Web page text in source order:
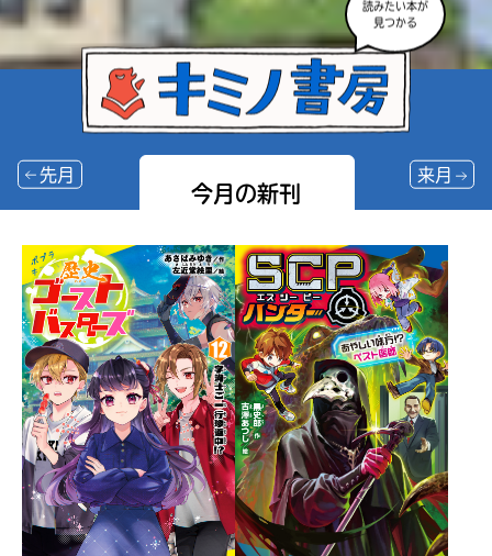
見つかる
今月の新刊
先月 来月